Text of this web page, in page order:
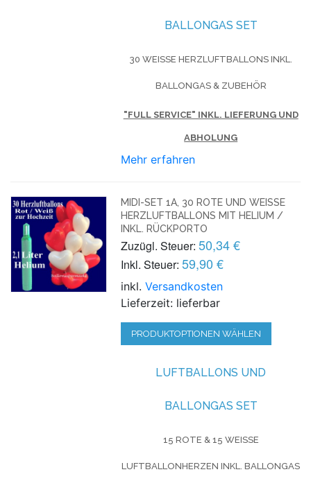
BALLONGAS SET
30 WEISSE HERZLUFTBALLONS INKL. B
ALLONGAS & ZUBEHÖR
"FULL SERVICE" INKL. LIEFERUNG UND
ABHOLUNG
Mehr erfahren
MIDI-SET 1A, 30 ROTE UND WEISSE H
ERZLUFTBALLONS MIT HELIUM / I
NKL. RÜCKPORTO
Zuzügl. Steuer: 50,34 €
Inkl. Steuer: 59,90 €
inkl.Versandkosten
Lieferzeit: lieferbar
PRODUKTOPTIONEN WÄHLEN
LUFTBALLONS UND
BALLONGAS SET
15 ROTE & 15 WEISSE
LUFTBALLONHERZEN INKL. BALLONGAS